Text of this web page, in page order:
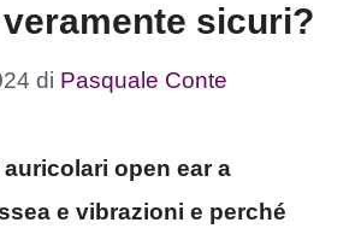
sicuri?
di Pasquale Conte
open ear a
e vibrazioni e perché